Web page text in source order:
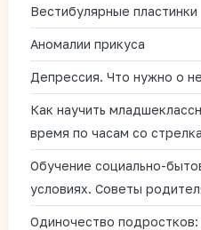
Вестибулярные пластинки
Аномалии прикуса
Депрессия. Что нужно о
Как научить
время по часам со
Обучение социально-
условиях. Советы
Одиночество подростков: